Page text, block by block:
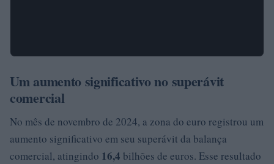
Um aumento significativo no superávit
comercial
No mês de novembro de 2024, a zona do euro registrou um
aumento significativo em seu superávit da balança
comercial, atingindo 16,4 bilhões de euros. Esse resultado